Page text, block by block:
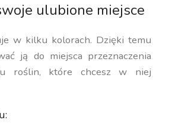
ulubione miejsce
w kilku kolorach. Dzięki temu
ją do miejsca przeznaczenia
roślin, które chcesz w niej